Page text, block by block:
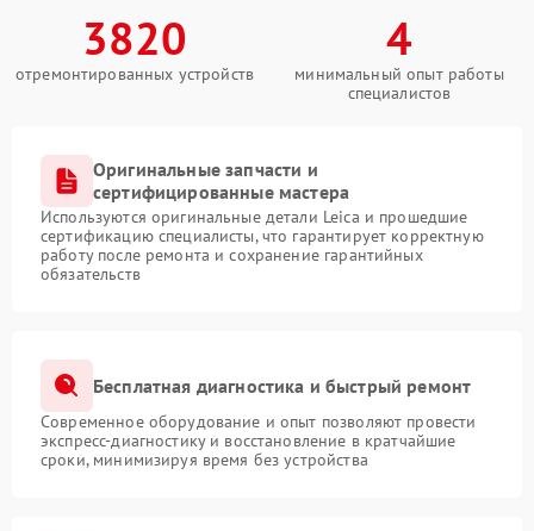
3820
отремонтированных устройств
4
минимальный опыт работы
специалистов
Оригинальные запчасти и
сертифицированные мастера
Используются оригинальные детали Leica и прошедшие
сертификацию специалисты, что гарантирует корректную
работу после ремонта и сохранение гарантийных
обязательств
Бесплатная диагностика и быстрый ремонт
Современное оборудование и опыт позволяют провести
экспресс-диагностику и восстановление в кратчайшие
сроки, минимизируя время без устройства